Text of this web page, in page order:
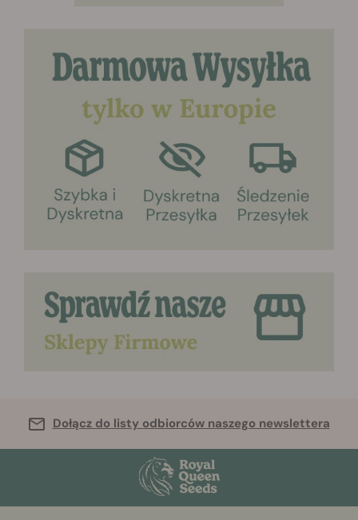
Dołącz do listy odbiorców naszego newslettera